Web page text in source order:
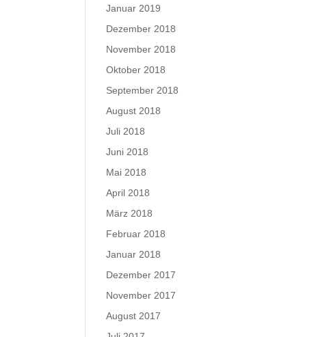
Januar 2019
Dezember 2018
November 2018
Oktober 2018
September 2018
August 2018
Juli 2018
Juni 2018
Mai 2018
April 2018
März 2018
Februar 2018
Januar 2018
Dezember 2017
November 2017
August 2017